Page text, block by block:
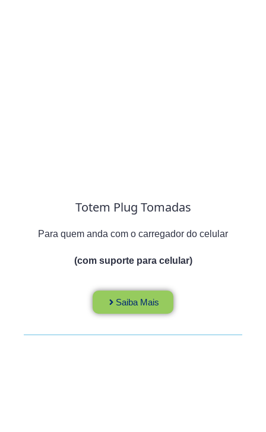
Totem Plug Tomadas
Para quem anda com o carregador do celular
(com suporte para celular)
Saiba Mais